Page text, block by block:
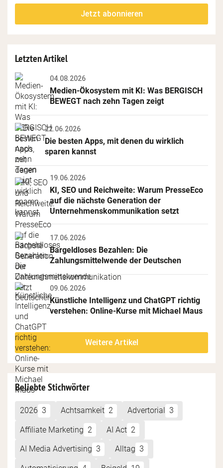
Jetzt abonnieren
Letzten Artikel
04.08.2026
Medien-Ökosystem mit KI: Was BERGISCH
BEWEGT nach zehn Tagen zeigt
22.06.2026
Die besten Apps, mit denen du wirklich
sparen kannst
19.06.2026
KI, SEO und Reichweite: Warum PresseEco
auf die nächste Generation der
Unternehmenskommunikation setzt
17.06.2026
Bargeldloses Bezahlen: Die
Zahlungsmittelwende der Deutschen
09.06.2026
Künstliche Intelligenz und ChatGPT richtig
verstehen: Online-Kurse mit Michael Maus
Weitere Artikel
Beliebte Stichwörter
2026 3 Achtsamkeit 2 Advertorial 3
Affiliate Marketing 2 AI Act 2
AI Media Advertising 3 Alltag 3